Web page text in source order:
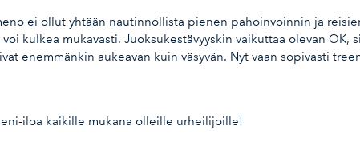
ei ollut yhtään nautinnollista pienen pahoinvoinnin ja
kulkea mukavasti. Juoksukestävyyskin vaikuttaa olevan OK,
enemmänkin aukeavan kuin väsyvän. Nyt vaan sopivasti
iloa kaikille mukana olleille urheilijoille!